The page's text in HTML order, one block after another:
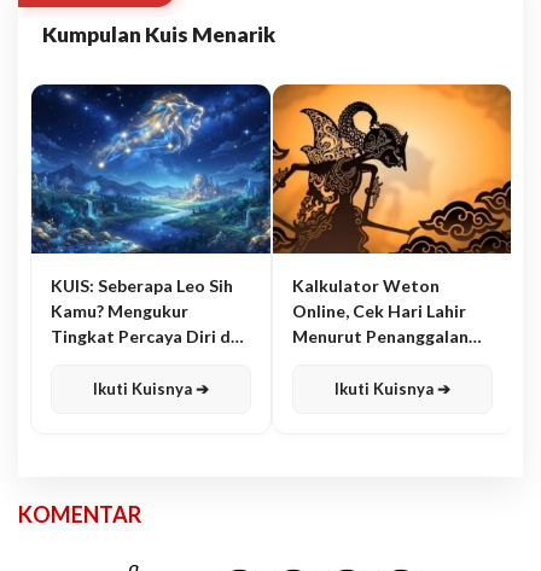
Kumpulan Kuis Menarik
KUIS: Seberapa Leo Sih
Kamu? Mengukur
Tingkat Percaya Diri dan
Ikuti Kuisnya ➔
Kalkulator Weton
Online, Cek Hari Lahir
Menurut Penanggalan
Ikuti Kuisnya ➔
KOMENTAR